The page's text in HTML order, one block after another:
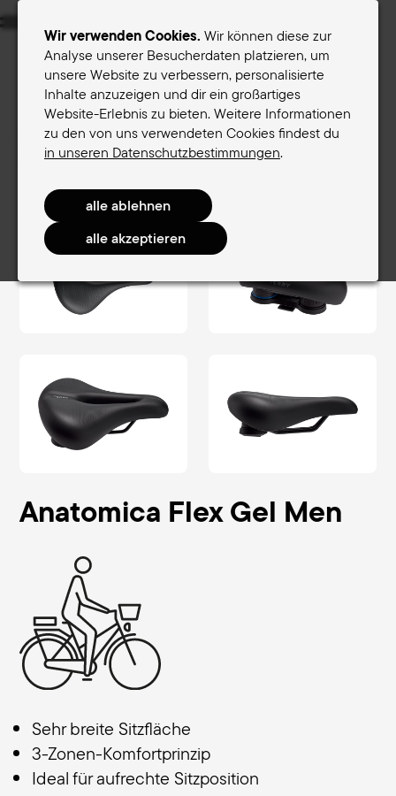
Wir verwenden Cookies. Wir können diese zur
Analyse unserer Besucherdaten platzieren, um
unsere Website zu verbessern, personalisierte
Inhalte anzuzeigen und dir ein großartiges
Website-Erlebnis zu bieten. Weitere Informationen
zu den von uns verwendeten Cookies findest du
in unseren Datenschutzbestimmungen.
Menu
Sättel für Frauen
Sättel für Männer
Terry-Sattelfinder
Sättel für Männer CityComfort Men
Anatomica Flex Gel Men
Anatomica Flex Gel Men
Sehr breite Sitzfläche
3-Zonen-Komfortprinzip
Ideal für aufrechte Sitzposition